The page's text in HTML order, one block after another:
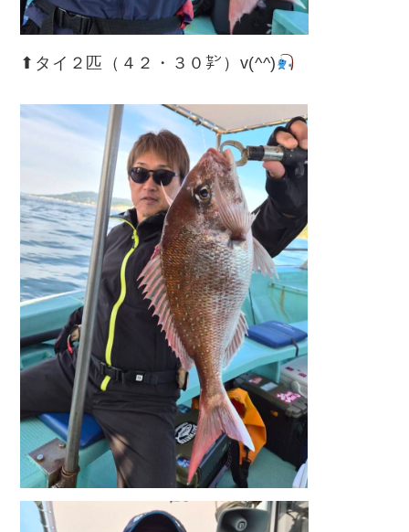
⬆︎タイ２匹（４２・３０㌢）v(^^)